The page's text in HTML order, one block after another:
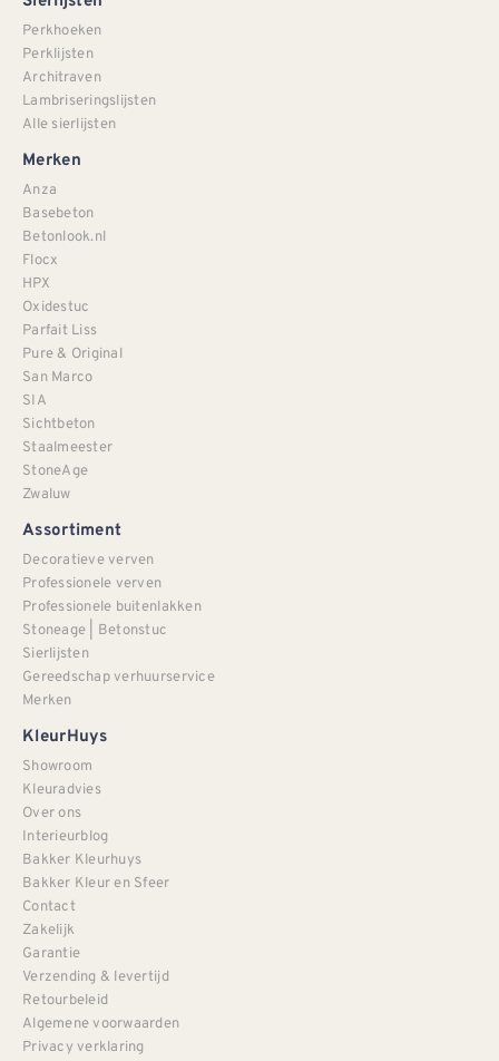
Perkhoeken
Perklijsten
Architraven
Lambriseringslijsten
Alle sierlijsten
Merken
Anza
Basebeton
Betonlook.nl
Flocx
HPX
Oxidestuc
Parfait Liss
Pure & Original
San Marco
SIA
Sichtbeton
Staalmeester
StoneAge
Zwaluw
Assortiment
Decoratieve verven
Professionele verven
Professionele buitenlakken
Stoneage | Betonstuc
Sierlijsten
Gereedschap verhuurservice
Merken
KleurHuys
Showroom
Kleuradvies
Over ons
Interieurblog
Bakker Kleurhuys
Bakker Kleur en Sfeer
Contact
Zakelijk
Garantie
Verzending & levertijd
Retourbeleid
Algemene voorwaarden
Privacy verklaring